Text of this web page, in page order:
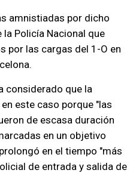
amnistiadas por dicho
Policía Nacional que
por las cargas del 1-O en
considerado que la
este caso porque "las
de escasa duración
en un objetivo
en el tiempo "más
de entrada y salida de